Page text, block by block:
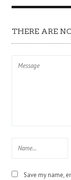
THERE ARE
Save my name,